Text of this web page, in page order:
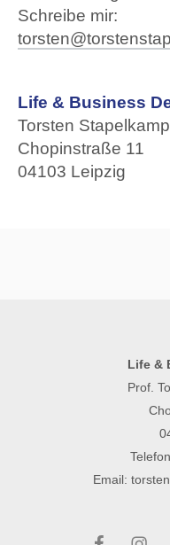
Schreibe mir:
Life & Business
Torsten Stapelkamp
Chopinstraße 11
04103 Leipzig
Life &
Prof.
Email: